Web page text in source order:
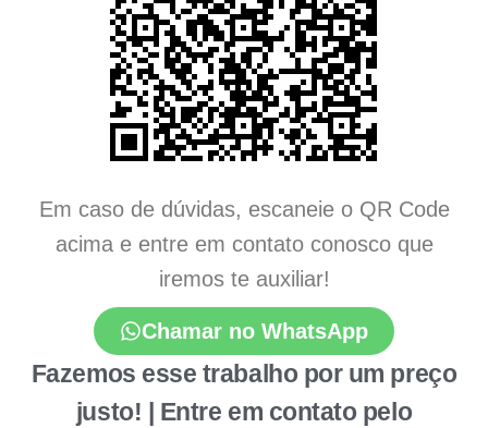
Em caso de dúvidas, escaneie o QR Code
acima e entre em contato conosco que
iremos te auxiliar!
Chamar no WhatsApp
Fazemos esse trabalho por um preço
justo! | Entre em contato pelo